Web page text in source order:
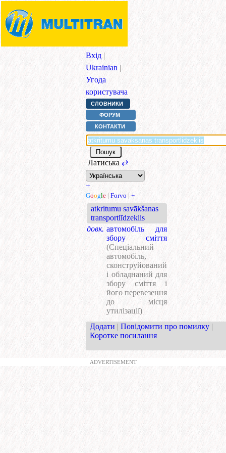
Вхід |
Ukrainian |
Угода
користувача
СЛОВНИКИ
ФОРУМ
КОНТАКТИ
Латиська ⇄
+
Google | Forvo | +
atkritumu savākšanas
transportlīdzeklis
довк. автомобіль для
збору сміття
(Спеціальний
автомобіль,
сконструйований
і обладнаний для
збору сміття і
його перевезення
до місця
утилізації)
Додати | Повідомити про помилку |
Коротке посилання
ADVERTISEMENT